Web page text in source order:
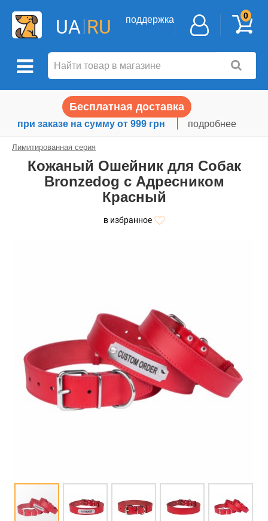
UA RU поддержка 0
Бесплатная доставка
при заказе на сумму от 999 грн подробнее
Лимитированная серия
Кожаный Ошейник для Собак
Bronzedog с Адресником
Красный
в избранное